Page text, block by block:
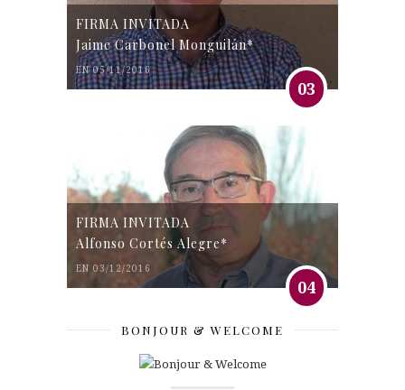
FIRMA INVITADA
Jaime Carbonel Monguilán*
EN 05/11/2016
03
FIRMA INVITADA
Alfonso Cortés Alegre*
EN 03/12/2016
04
BONJOUR & WELCOME